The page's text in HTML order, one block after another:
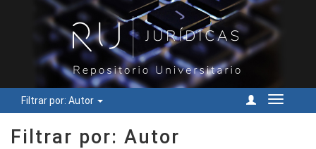
Filtrar por: Autor
Cambiar
Filtrar por: Autor